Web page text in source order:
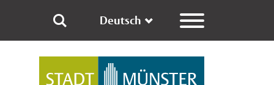
Deutsch